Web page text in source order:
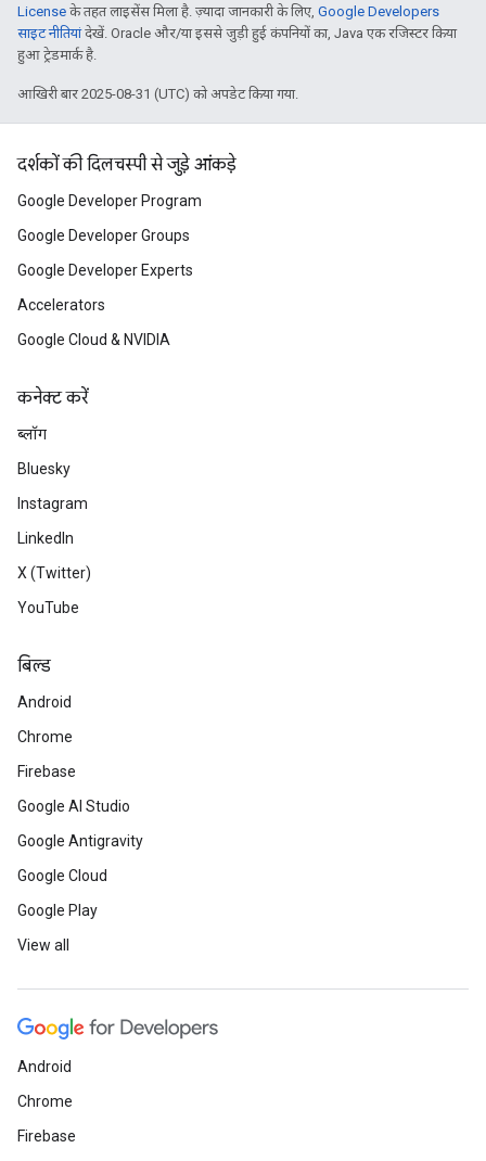
License के तहत लाइसेंस मिला है. ज़्यादा जानकारी के लिए, Google Developers
साइट नीतियांदेखें. Oracle और/या इससे जुड़ी हुई कंपनियों का, Java एक रजिस्टर किया
हुआ ट्रेडमार्क है.
आखिरी बार 2025-08-31 (UTC) को अपडेट किया गया.
दर्शकों की दिलचस्पी से जुड़े आंकड़े
Google Developer Program
Google Developer Groups
Google Developer Experts
Accelerators
Google Cloud & NVIDIA
कनेक्ट करें
ब्लॉग
Bluesky
Instagram
LinkedIn
X (Twitter)
YouTube
बिल्ड
Android
Chrome
Firebase
Google AI Studio
Google Antigravity
Google Cloud
Google Play
View all
Android
Chrome
Firebase